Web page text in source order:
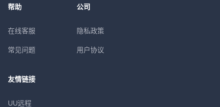
帮助
在线客服
常见问题
公司
隐私政策
用户协议
友情链接
UU远程